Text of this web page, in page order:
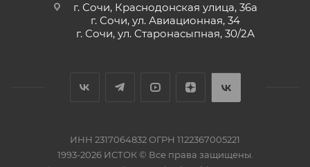
г. Сочи, Краснодонская улица, 36а
г. Сочи, ул. Авиационная, 34
г. Сочи, ул. Старонасыпная, 30/2А
ИНН 2317064832 ОГРН 1122367005221
1993-2026 ИСТОК © Все права защищены.